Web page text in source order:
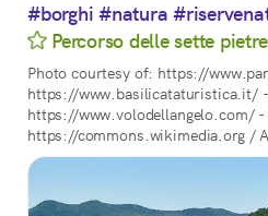
#borghi #natura
Percorso delle sette pietre
Photo courtesy of: https://
https://www.basilicataturistica.it/ -
https://www.volodellangelo.com/ -
https://commons.wikimedia.org /